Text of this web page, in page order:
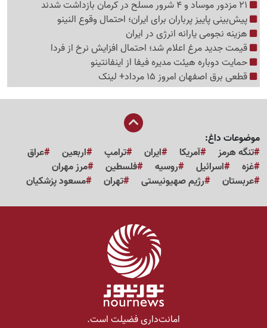
پیش‌بینی پاییز پرباران برای ایران؛ احتمال وقوع النینو
هزینه نجومی یارانه انرژی در ایران
قیمت جدید مرغ اعلام شد؛ احتمال افزایش نرخ از فردا
حمایت دوباره هیئت مدیره فیفا از اینفانتینو
قطعی برق اصفهان امروز 15 مرداد+ لینک
موضوعات داغ:
تنگه هرمز
آمریکا ایران ترامپ اربعین
عراق
غزه
اسرائیل روسیه فلسطین
مرز مهران
عربستان
رژیم صهیونیستی تهران مسعود پزشکیان
امانت‌داری فضیلت است.